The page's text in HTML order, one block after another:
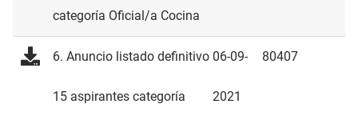
categoría Oficial/a Cocina
6. Anuncio listado definitivo
15 aspirantes categoría
06-09-
2021
80407